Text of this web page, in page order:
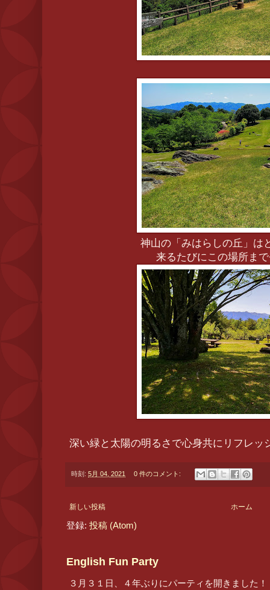
神山の「みはらしの丘」は
来るたびにこの場所ま
深い緑と太陽の明るさで心身共にリフレッ
時刻: 5月 04, 2021 0 件のコメント:
新しい投稿 ホーム
登録: 投稿 (Atom)
English Fun Party
３月３１日、４年ぶりにパーティを開きました